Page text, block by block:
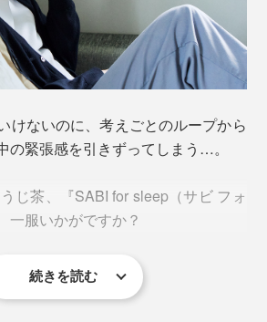
けないのに、考えごとのループから
の緊張感を引きずってしまう…。
じ茶、『SABI for sleep（サビ フォ
一服いかがですか？
、国内唯一のCBD研究所で独自に考
続きを読む